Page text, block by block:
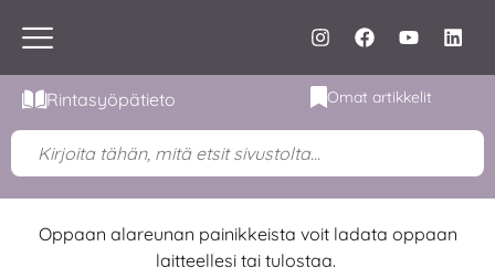
Rintasyöpätieto Omat artikkelit
Oppaan alareunan painikkeista voit ladata oppaan
laitteellesi tai tulostaa.